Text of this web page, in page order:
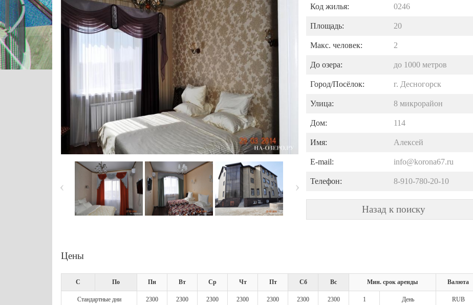
Код жилья: 0246
Площадь: 20
Макс. человек: 2
До озера: до 1000метров
Город/Посёлок: г. Десногорск
Улица: 8 микрорайон
Дом: 114
Имя: Алексей
E-mail: info@korona67.ru
Телефон: 8-910-780-20-10
Назад к поиску
Цены
С По Пн Вт Ср Чт Пт Сб Вс Мин. срок аренды Валюта
Стандартные дни 2300 2300 2300 2300 2300 2300 2300 1 День RUB